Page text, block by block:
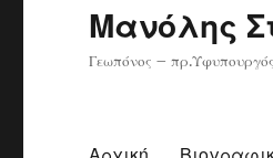
Μανόλης
Γεωπόνος –